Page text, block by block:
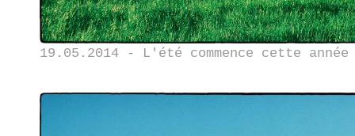
19.05.2014 - L'été commence cette